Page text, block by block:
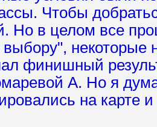
Чтобы
Но в целом все
финишный
А. Но я
на карте